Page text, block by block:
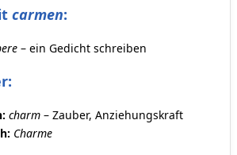
carmen:
– ein Gedicht schreiben
charm – Zauber, Anziehungskraft
Charme